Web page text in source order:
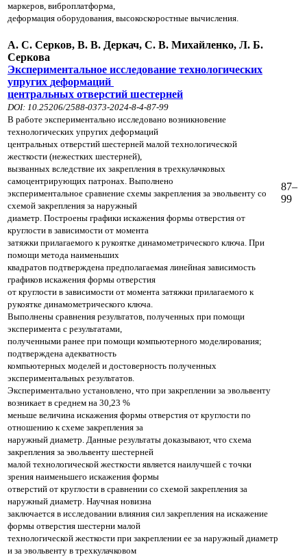
маркеров, виброплатформа,
деформация оборудования, высокоскоростные вычисления.
А. С. Серков, В. В. Деркач, С. В. Михайленко, Л. Б.
Серкова
Экспериментальное исследование технологических
упругих деформаций
центральных отверстий шестерней
DOI: 10.25206/2588-0373-2024-8-4-87-99
В работе экспериментально исследовано возникновение
технологических упругих деформаций
центральных отверстий шестерней малой технологической
жесткости (нежестких шестерней),
вызванных вследствие их закрепления в трехкулачковых
самоцентрирующих патронах. Выполнено
экспериментальное сравнение схемы закрепления за эвольвенту со
схемой закрепления за наружный
диаметр. Построены графики искажения формы отверстия от
круглости в зависимости от момента
затяжки прилагаемого к рукоятке динамометрического ключа. При
помощи метода наименьших
квадратов подтверждена предполагаемая линейная зависимость
графиков искажения формы отверстия
от круглости в зависимости от момента затяжки прилагаемого к
рукоятке динамометрического ключа.
Выполнены сравнения результатов, полученных при помощи
эксперимента с результатами,
полученными ранее при помощи компьютерного моделирования;
подтверждена адекватность
компьютерных моделей и достоверность полученных
экспериментальных результатов.
Экспериментально установлено, что при закреплении за эвольвенту
возникает в среднем на 30,23 %
меньше величина искажения формы отверстия от круглости по
отношению к схеме закрепления за
наружный диаметр. Данные результаты доказывают, что схема
закрепления за эвольвенту шестерней
малой технологической жесткости является наилучшей с точки
зрения наименьшего искажения формы
отверстий от круглости в сравнении со схемой закрепления за
наружный диаметр. Научная новизна
заключается в исследовании влияния сил закрепления на искажение
формы отверстия шестерни малой
технологической жесткости при закреплении ее за наружный диаметр
и за эвольвенту в трехкулачковом
87–
99